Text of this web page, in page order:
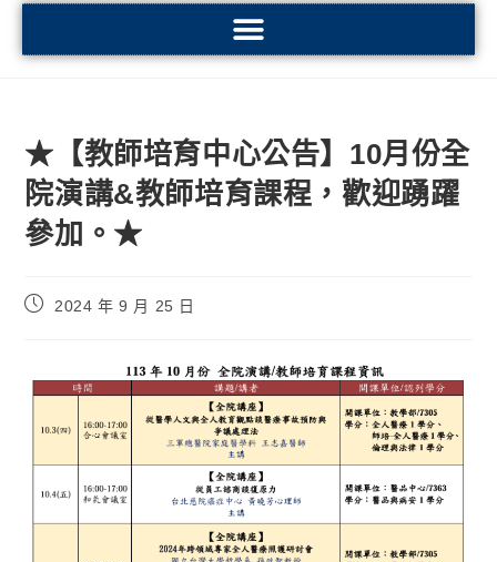
★【教師培育中心公告】10月份全
院演講&教師培育課程，歡迎踴躍
參加。★
2024 年 9 月 25 日